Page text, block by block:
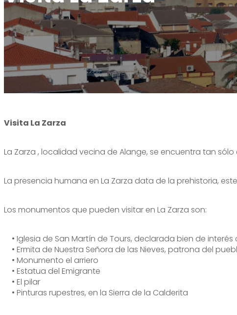
Alange es patrimonio de la humanidad
Alange es destino familiar
Alange es deporte
Dónde comprar
Teléfono de interés
Tour Virtual
Paseo del Bañista
Rincones con encanto
Visita La Zarza
La Zarza , localidad vecina de Alange, se encuentra tan
La presencia humana en La Zarza data de la prehistoria,
Los monumentos que pueden visitar en La Zarza son:
• Iglesia de San Martín de Tours, declarada bien de interés
• Ermita de Nuestra Señora de las Nieves, patrona del
• Monumento el arriero
• Estatua del Emigrante
• El pilar
• Pinturas rupestres, en la Sierra de la Calderita